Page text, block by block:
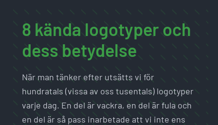
8 kända logotyper och
dess betydelse
När man tänker efter utsätts vi för
hundratals (vissa av oss tusentals) logotyper
varje dag. En del är vackra, en del är fula och
en del är så pass inarbetade att vi inte ens